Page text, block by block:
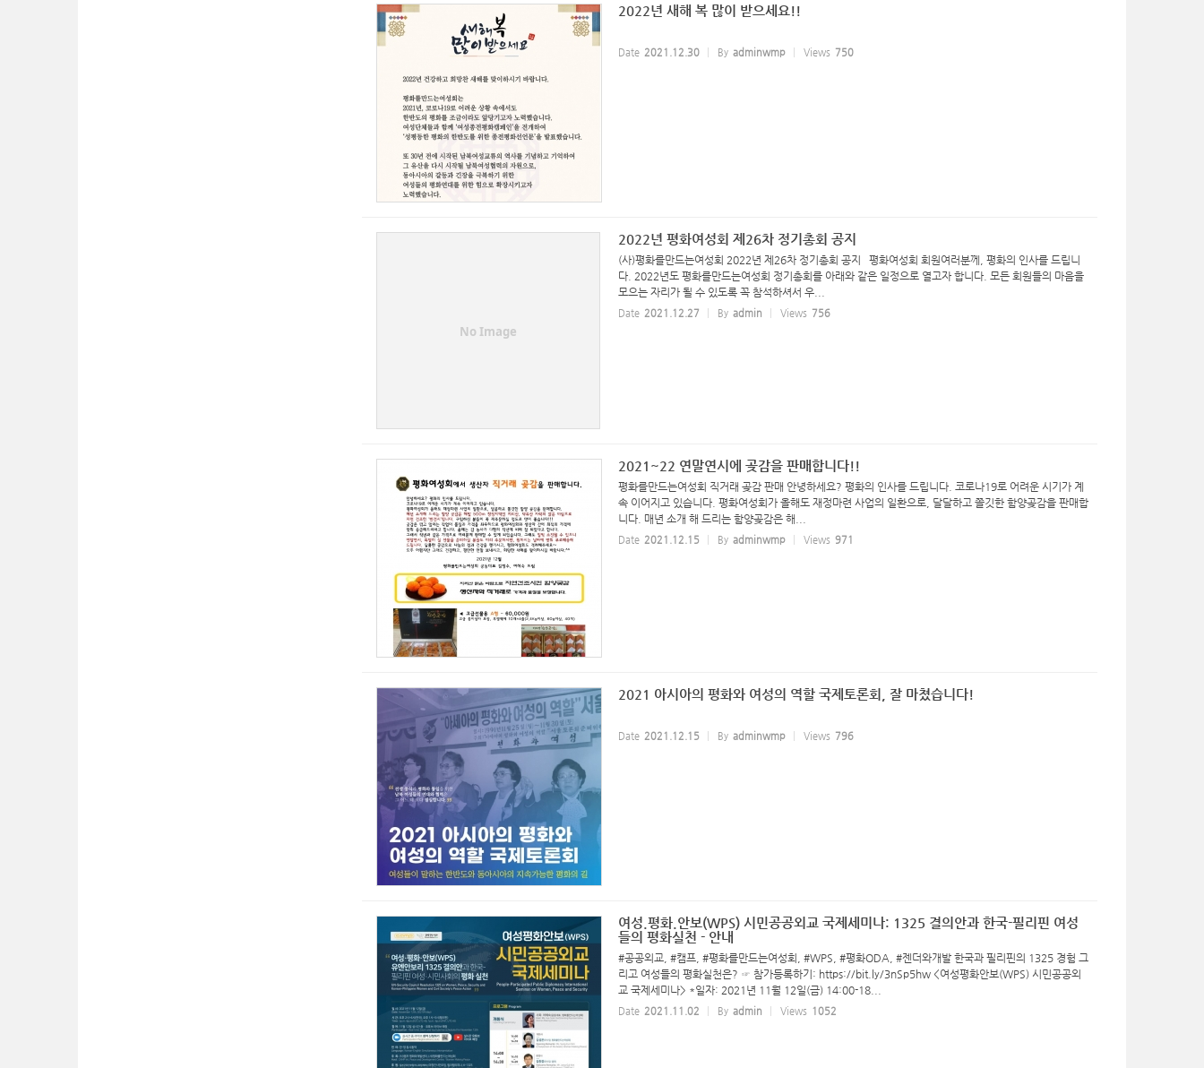
2022년 새해 복 많이 받으세요!!
Date 2021.12.30 By adminwmp Views 750
No Image
2022년 평화여성회 제26차 정기총회 공지
(사)평화를만드는여성회 2022년 제26차 정기총회 공지 평화여성회 회원여러분께, 평화의 인사를 드립니
다. 2022년도 평화를만드는여성회 정기총회를 아래와 같은 일정으로 열고자 합니다. 모든 회원들의 마음을
모으는 자리가 될 수 있도록 꼭 참석하셔서 우...
Date 2021.12.27 By admin Views 756
2021~22 연말연시에 곶감을 판매합니다!!
평화를만드는여성회 직거래 곶감 판매 안녕하세요? 평화의 인사를 드립니다. 코로나19로 어려운 시기가 계
속 이어지고 있습니다. 평화여성회가 올해도 재정마련 사업의 일환으로, 달달하고 쫄깃한 함양곶감을 판매합
니다. 매년 소개 해 드리는 함양곶감은 해...
Date 2021.12.15 By adminwmp Views 971
2021 아시아의 평화와 여성의 역할 국제토론회, 잘 마쳤습니다!
Date 2021.12.15 By adminwmp Views 796
여성.평화.안보(WPS) 시민공공외교 국제세미나: 1325 결의안과 한국-필리핀 여성
들의 평화실천 - 안내
#공공외교, #캠프, #평화를만드는여성회, #WPS, #평화ODA, #젠더와개발 한국과 필리핀의 1325 경험 그
리고 여성들의 평화실천은? ☞ 참가등록하기: https://bit.ly/3nSp5hw <여성평화안보(WPS) 시민공공외
교 국제세미나> *일자: 2021년 11월 12일(금) 14:00-18...
Date 2021.11.02 By admin Views 1052